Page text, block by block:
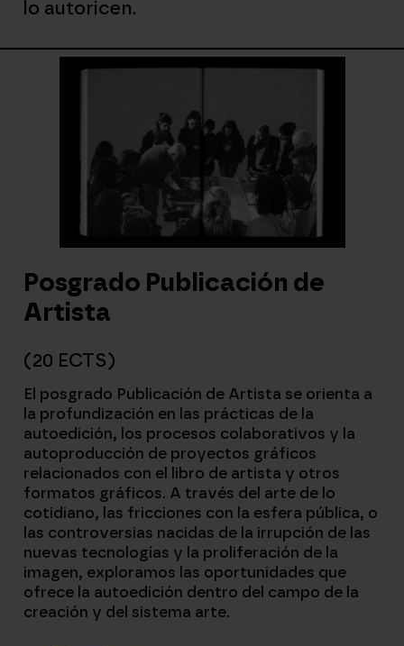
lo autoricen.
Posgrado Publicación de
Artista
(20 ECTS)
El posgrado Publicación de Artista se orienta a
la profundización en las prácticas de la
autoedición, los procesos colaborativos y la
autoproducción de proyectos gráficos
relacionados con el libro de artista y otros
formatos gráficos. A través del arte de lo
cotidiano, las fricciones con la esfera pública, o
las controversias nacidas de la irrupción de las
nuevas tecnologías y la proliferación de la
imagen, exploramos las oportunidades que
ofrece la autoedición dentro del campo de la
creación y del sistema arte.